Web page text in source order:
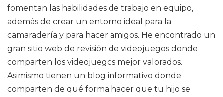
fomentan las habilidades de trabajo en equipo,
además de crear un entorno ideal para la
camaradería y para hacer amigos. He encontrado un
gran sitio web de revisión de videojuegos donde
comparten los videojuegos mejor valorados.
Asimismo tienen un blog informativo donde
comparten de qué forma hacer que tu hijo se